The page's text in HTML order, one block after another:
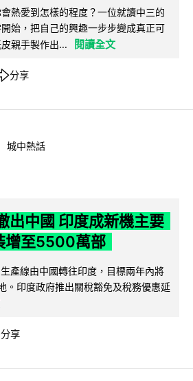
熱愛到怎樣的程度？一位就讀中三的
始，把自己的興趣一步步變成真正可
親手製作出...
閱讀全文
分享
城中熱話
出中國 印度成新機主要
增至5500萬部
產線由中國轉往印度，目標兩年內將
。印度政府推出關稅豁免及稅務優惠延
分享